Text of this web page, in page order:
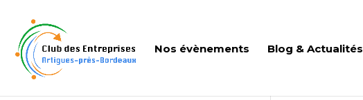
Nos évènements Blog & Actualités